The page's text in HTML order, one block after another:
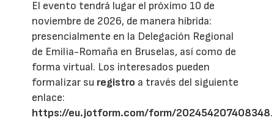
El evento tendrá lugar el próximo 10 de
noviembre de 2026, de manera híbrida:
presencialmente en la Delegación Regional
de Emilia-Romaña en Bruselas, así como de
forma virtual. Los interesados pueden
formalizar su registro a través del siguiente
enlace:
https://eu.jotform.com/form/202454207408348.